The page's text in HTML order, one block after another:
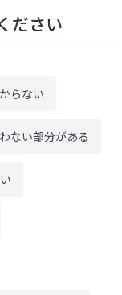
ださい
らない
ない部分がある